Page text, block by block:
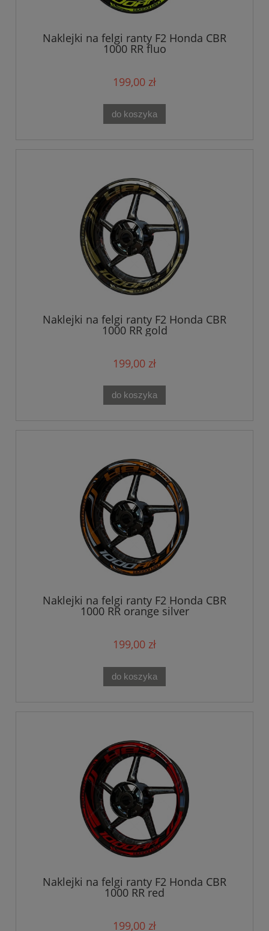
Naklejki na felgi ranty F2 Honda CBR
1000 RR fluo
199,00 zł
do koszyka
Naklejki na felgi ranty F2 Honda CBR
1000 RR gold
199,00 zł
do koszyka
Naklejki na felgi ranty F2 Honda CBR
1000 RR orange silver
199,00 zł
do koszyka
Naklejki na felgi ranty F2 Honda CBR
1000 RR red
199,00 zł